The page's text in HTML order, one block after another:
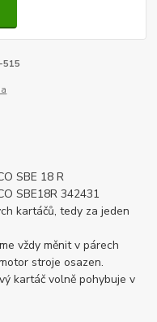
515
SBE 18 R
SBE18R 342431
kartáčů, tedy za jeden
vždy měnit v párech
stroje osazen.
kartáč volně pohybuje v